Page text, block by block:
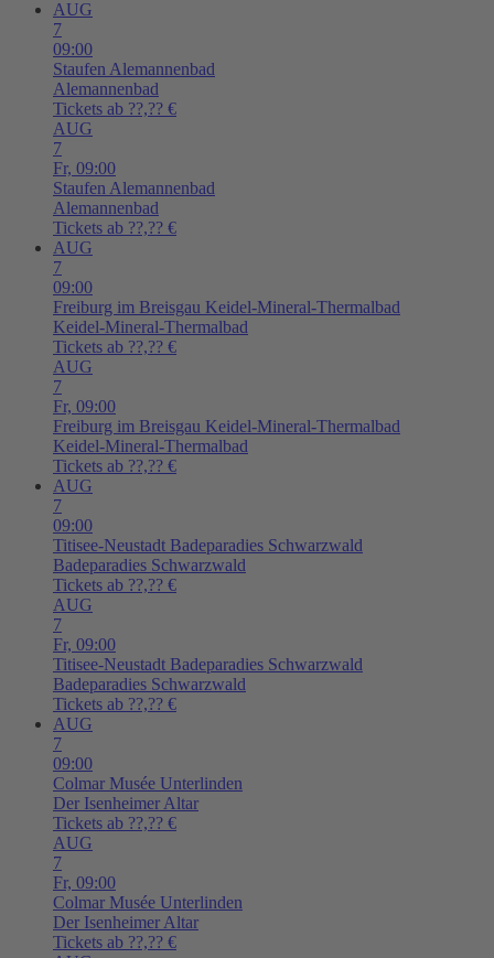
AUG
7
09:00
Staufen Alemannenbad
Alemannenbad
Tickets ab ??,?? €
AUG
7
Fr, 09:00
Staufen Alemannenbad
Alemannenbad
Tickets ab ??,?? €
AUG
7
09:00
Freiburg im Breisgau Keidel-Mineral-Thermalbad
Keidel-Mineral-Thermalbad
Tickets ab ??,?? €
AUG
7
Fr, 09:00
Freiburg im Breisgau Keidel-Mineral-Thermalbad
Keidel-Mineral-Thermalbad
Tickets ab ??,?? €
AUG
7
09:00
Titisee-Neustadt Badeparadies Schwarzwald
Badeparadies Schwarzwald
Tickets ab ??,?? €
AUG
7
Fr, 09:00
Titisee-Neustadt Badeparadies Schwarzwald
Badeparadies Schwarzwald
Tickets ab ??,?? €
AUG
7
09:00
Colmar Musée Unterlinden
Der Isenheimer Altar
Tickets ab ??,?? €
AUG
7
Fr, 09:00
Colmar Musée Unterlinden
Der Isenheimer Altar
Tickets ab ??,?? €